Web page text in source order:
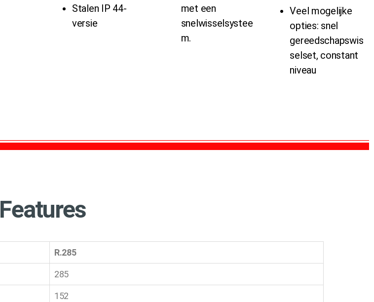
Stalen IP 44-
versie
met een
snelwisselsystee
m.
Veel mogelijke
opties: snel
gereedschapswis
selset, constant
niveau
Features
R.285
285
152